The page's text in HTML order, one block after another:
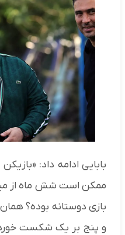
بابایی ادامه داد:
ممکن است شش ماه از
بازی دوستانه بوده؟ همان
و پنج بر یک شکست خورد